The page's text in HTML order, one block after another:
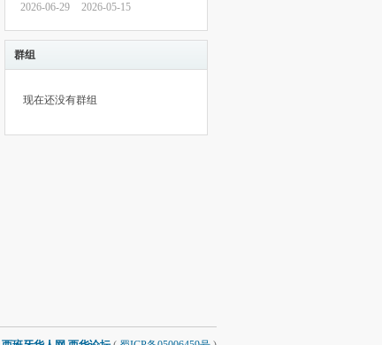
2026-06-29
2026-05-15
群组
现在还没有群组